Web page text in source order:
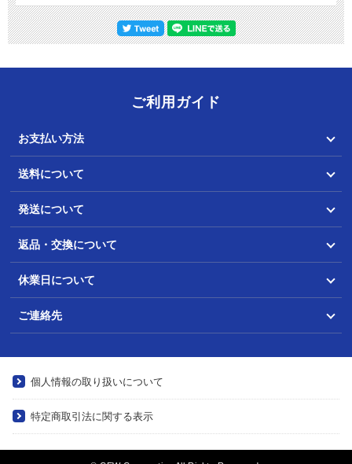
ご利用ガイド
お支払い方法
送料について
発送について
返品・交換について
休業日について
ご連絡先
個人情報の取り扱いについて
特定商取引法に関する表示